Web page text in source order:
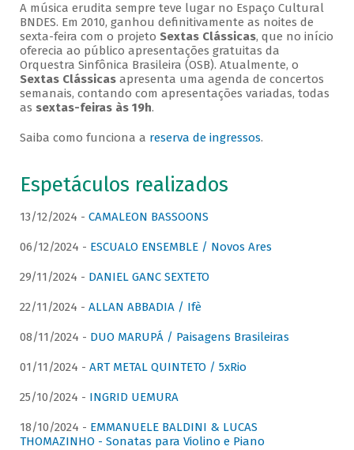
A música erudita sempre teve lugar no Espaço Cultural
BNDES. Em 2010, ganhou definitivamente as noites de
sexta-feira com o projeto Sextas Clássicas, que no início
oferecia ao público apresentações gratuitas da
Orquestra Sinfônica Brasileira (OSB). Atualmente, o
Sextas Clássicasapresenta uma agenda de concertos
semanais, contando com apresentações variadas, todas
as sextas-feiras às 19h.
Saiba como funciona a reserva de ingressos.
Espetáculos realizados
13/12/2024 - CAMALEON BASSOONS
06/12/2024 - ESCUALO ENSEMBLE / Novos Ares
29/11/2024 - DANIEL GANC SEXTETO
22/11/2024 - ALLAN ABBADIA / Ifè
08/11/2024 - DUO MARUPÁ / Paisagens Brasileiras
01/11/2024 - ART METAL QUINTETO / 5xRio
25/10/2024 - INGRID UEMURA
18/10/2024 - EMMANUELE BALDINI & LUCAS
THOMAZINHO - Sonatas para Violino e Piano